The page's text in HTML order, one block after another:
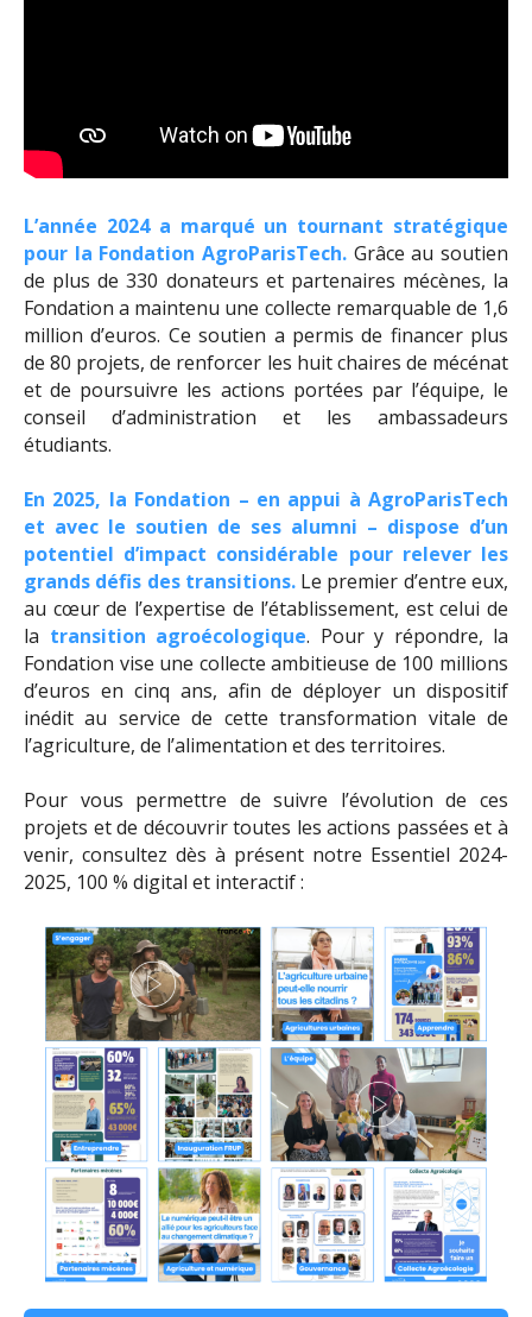
L’année 2024 a marqué un tournant stratégique
pour la Fondation AgroParisTech. Grâce au soutien
de plus de 330 donateurs et partenaires mécènes, la
Fondation a maintenu une collecte remarquable de 1,6
million d’euros. Ce soutien a permis de financer plus
de 80 projets, de renforcer les huit chaires de mécénat
et de poursuivre les actions portées par l’équipe, le
conseil d’administration et les ambassadeurs
étudiants.
En 2025, la Fondation – en appui à AgroParisTech
et avec le soutien de ses alumni – dispose d’un
potentiel d’impact considérable pour relever les
grands défis des transitions. Le premier d’entre eux,
au cœur de l’expertise de l’établissement, est celui de
la transition agroécologique. Pour y répondre, la
Fondation vise une collecte ambitieuse de 100 millions
d’euros en cinq ans, afin de déployer un dispositif
inédit au service de cette transformation vitale de
l’agriculture, de l’alimentation et des territoires.
Pour vous permettre de suivre l’évolution de ces
projets et de découvrir toutes les actions passées et à
venir, consultez dès à présent notre Essentiel 2024-
2025, 100 % digital et interactif :